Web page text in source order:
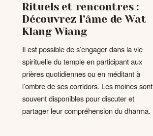
Rituels et rencontres :
Découvrez l’âme de Wat
Klang Wiang
Il est possible de s’engager dans la vie
spirituelle du temple en participant aux
prières quotidiennes ou en méditant à
l’ombre de ses corridors. Les moines sont
souvent disponibles pour discuter et
partager leur compréhension du dharma.